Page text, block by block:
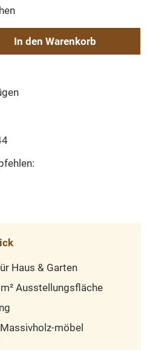
Wert ein oder benutze die Schaltflächen
In den Warenkorb
Haus & Garten
Ausstellungsfläche
möbel